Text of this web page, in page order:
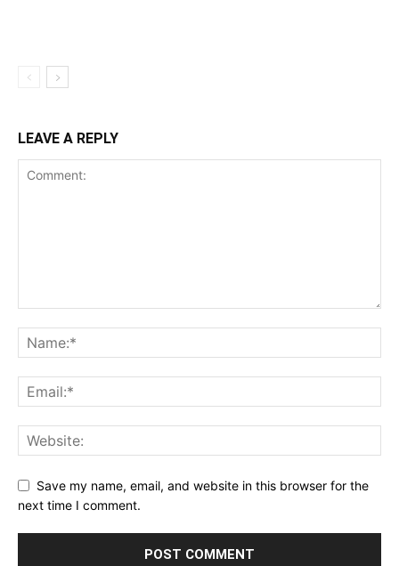
LEAVE A REPLY
Save my name, email, and website in this browser for the
next time I comment.